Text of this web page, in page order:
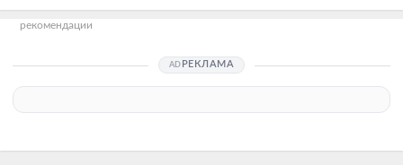
рекомендации
РЕКЛАМА